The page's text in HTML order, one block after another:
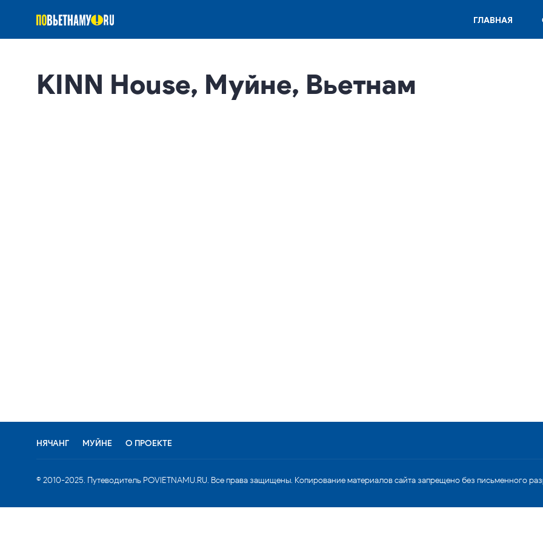
ГЛАВНАЯ
KINN House, Муйне, Вьетнам
НЯЧАНГ МУЙНЕ О ПРОЕКТЕ
© 2010-2025. Путеводитель POVIETNAMU.RU. Все права защищены. Копирование материалов сайта запрещено без письменного